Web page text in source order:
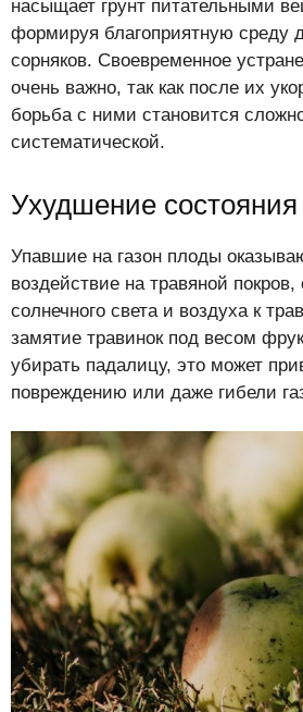
насыщает грунт питательными
формируя благоприятную среду
сорняков. Своевременное
очень важно, так как после их
борьба с ними становится
систематической.
Ухудшение состояния
Упавшие на газон плоды
воздействие на травяной покров,
солнечного света и воздуха к
замятие травинок под весом
убирать падалицу, это может
повреждению или даже гибели